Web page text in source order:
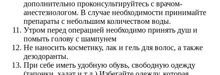
дополнительно проконсультируйтесь с врачом-
анестезиологом. В случае необходимости принимайте
препараты с небольшим количеством воды.
Утром перед операцией необходимо принять душ и
помыть голову с шампунем
Не наносить косметику, лак и гель для волос, а также
дезодоранты.
При себе иметь удобную обувь, свободную одежду